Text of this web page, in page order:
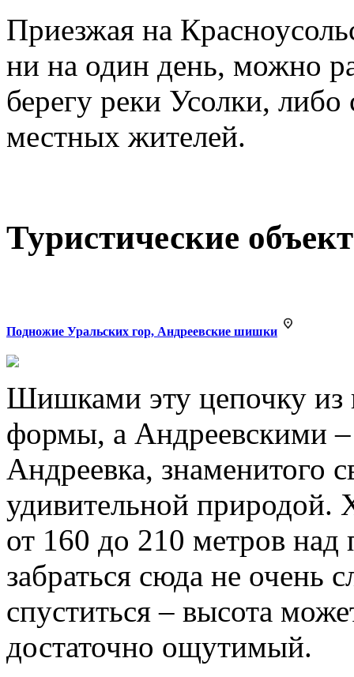
Приезжая на
ни на один день, можно
берегу реки Усолки,
местных жителей.
Туристические
Подножие Уральских гор, Андреевские шишки
Шишками эту цепочку из
формы, а Андреевскими –
Андреевка, знаменитого
удивительной природой.
от 160 до 210 метров
забраться сюда не очень
спуститься – высота
достаточно ощутимый.